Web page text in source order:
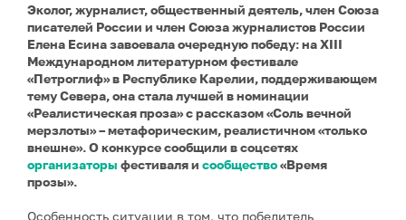
Эколог, журналист, общественный деятель, член Союза
писателей России и член Союза журналистов России
Елена Есина завоевала очередную победу: на XIII
Международном литературном фестивале
«Петроглиф» в Республике Карелии, поддерживающем
тему Севера, она стала лучшей в номинации
«Реалистическая проза» с рассказом «Соль вечной
мерзлоты» – метафорическим, реалистичном «только
внешне». О конкурсе сообщили в соцсетях
организаторы фестиваля и сообщество«Время
прозы».
Особенность ситуации в том, что победитель